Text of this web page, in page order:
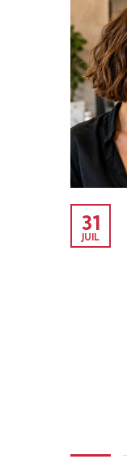
31
JUIL